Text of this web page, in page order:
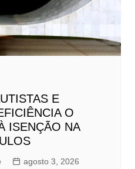
E
O
ISENÇÃO NA
agosto 3, 2026